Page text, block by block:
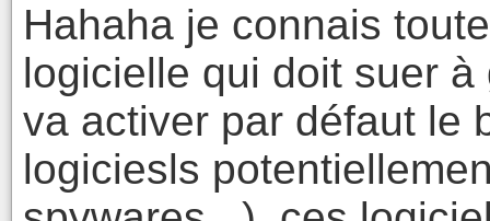
Hahaha je connais
logicielle qui doit suer
va activer par défaut le
logiciesls